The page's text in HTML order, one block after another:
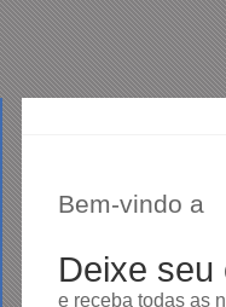
Bem-vindo a
Deixe seu
e receba todas as